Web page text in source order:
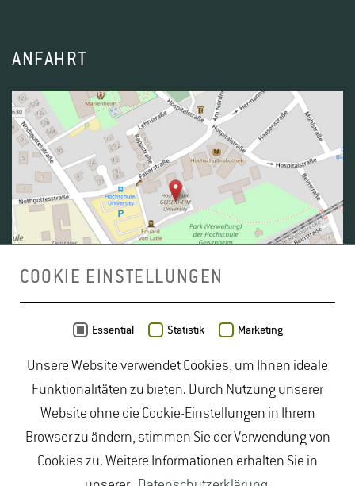
ANFAHRT
OpenStreetMap- Veröffentlicht unterODbL
duales Studium Gartenbau| Gartenbau Studium|
Lebensmittelrecht Studium|Lebensmittelsicherheit
Studium| Naturschutz Studium|Oenologie
Studium| Studiengang Logistik|Studiengänge
Lebensmittel |Studiengänge Natur| Studiengänge
COOKIE EINSTELLUNGEN
Essential Statistik Marketing
Unsere Website verwendet Cookies, um Ihnen ideale
Funktionalitäten zu bieten. Durch Nutzung unserer
Website ohne die Cookie-Einstellungen in Ihrem
Browser zu ändern, stimmen Sie der Verwendung von
Cookies zu. Weitere Informationen erhalten Sie in